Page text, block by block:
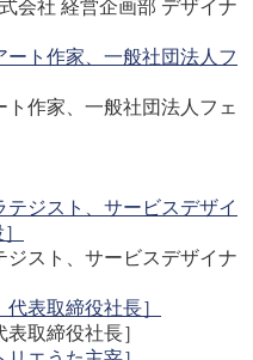
会社 経営企画部 デザイナ
作家、一般社団法人フェ
ジスト、サービスデザイナ
取締役社長］